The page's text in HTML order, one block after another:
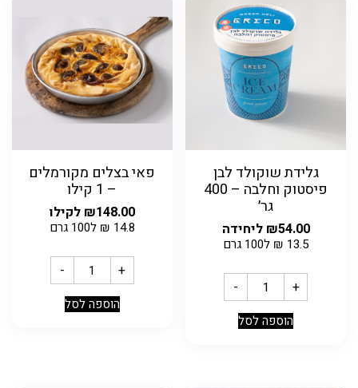
גלידת שוקולד לבן
פיסטוק וחלבה – 400
גר׳
₪54.00 ליחידה
13.5
₪ ל100 גרם
- +
הוספה לסל
פאי בצלים מקורמלים
– 1 קילו
₪148.00 לקילו
14.8
₪ ל100 גרם
- +
הוספה לסל